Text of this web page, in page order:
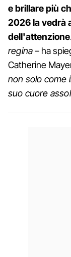
e brillare più
2026 la vedrà
dell'attenzione
regina– ha
Catherine
non solo come
suo cuore